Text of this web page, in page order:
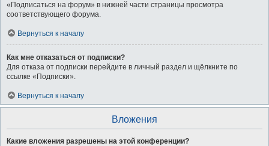
«Подписаться на форум» в нижней части страницы просмотра
соответствующего форума.
Вернуться к началу
Как мне отказаться от подписки?
Для отказа от подписки перейдите в личный раздел и щёлкните по
ссылке «Подписки».
Вернуться к началу
Вложения
Какие вложения разрешены на этой конференции?